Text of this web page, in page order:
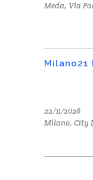
Meda, Via
Milano21
22/11/2026
Milano, City